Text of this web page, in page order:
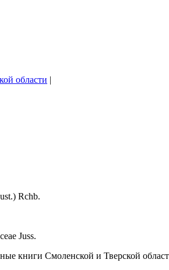
области |
Rchb.
Juss.
книги Смоленской и Твер­ской